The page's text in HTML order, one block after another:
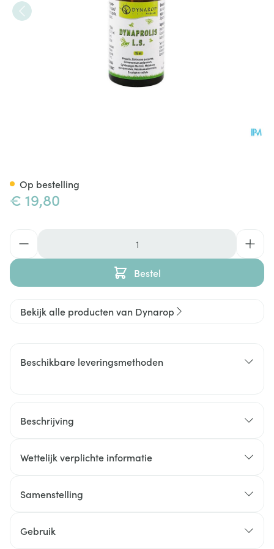
€ 19,80
Bestel
Op bestelling
Bekijk alle producten van Dynarop
Beschikbare leveringsmethoden
Beschrijving
Wettelijk verplichte informatie
Samenstelling
Gebruik